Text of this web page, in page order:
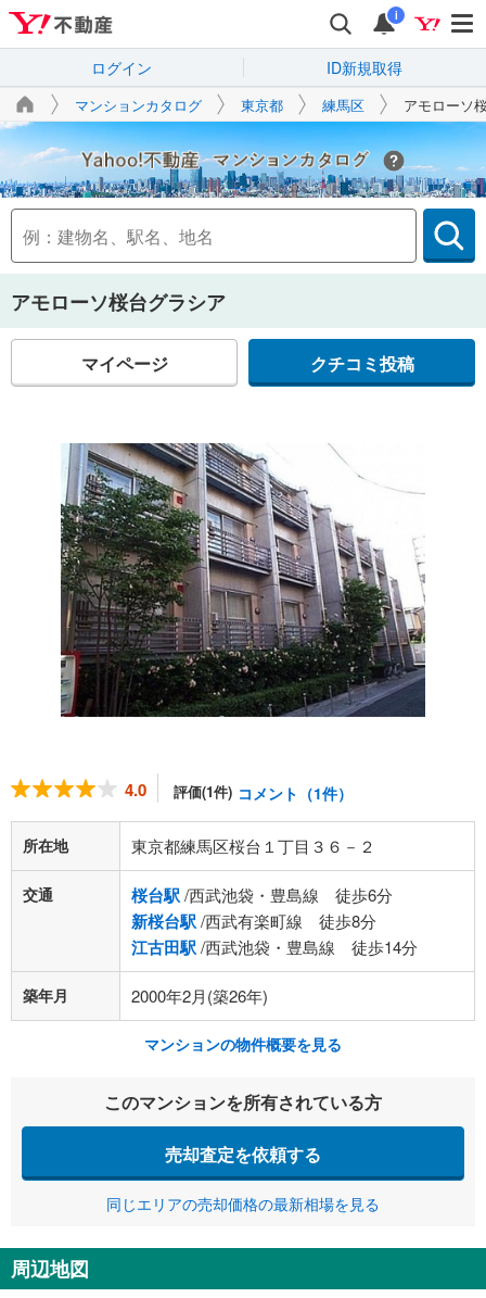
i
ログイン ID新規取得
マンションカタログ 東京都 練馬区 アモローソ
Yahoo!不動産
アモローソ桜台グラシア
マイページ クチコミ投稿
4.0 評価(1件) コメント（1件）
所在地 東京都練馬区桜台１丁目３６－２
交通 桜台駅/西武池袋・豊島線 徒歩6分
新桜台駅/西武有楽町線 徒歩8分
江古田駅/西武池袋・豊島線 徒歩14分
築年月 2000年2月(築26年)
マンションの物件概要を見る
このマンションを所有されている方
売却査定を依頼する
同じエリアの売却価格の最新相場を見る
周辺地図